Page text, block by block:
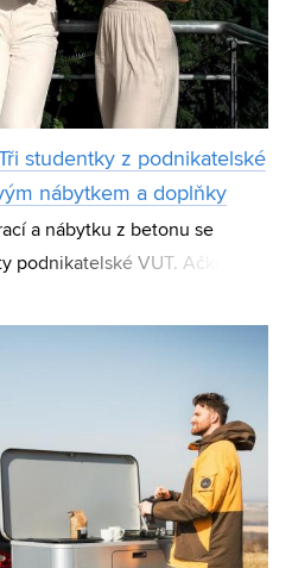
studentky z podnikatelské
nábytkem a doplňky
a nábytku z betonu se
podnikatelské VUT. Ačkoliv
Business Development,